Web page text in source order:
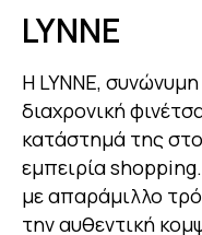
LYNNE
Η LYNNE,
διαχρονική
κατάστημά της
εμπειρία
με απαράμιλλο
την αυθεντική